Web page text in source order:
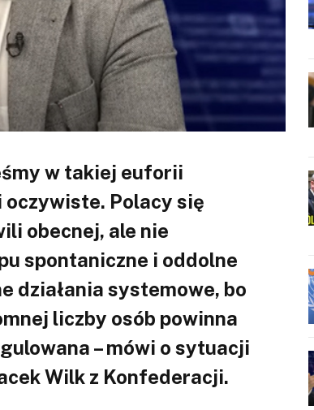
w takiej euforii
oczywiste. Polacy się
obecnej, ale nie
spontaniczne i oddolne
działania systemowe, bo
liczby osób powinna
– mówi o sytuacji
Wilk z Konfederacji.